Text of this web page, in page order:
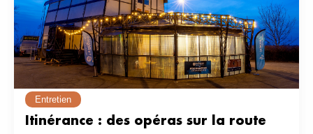
Entretien
Itinérance : des opéras sur la route